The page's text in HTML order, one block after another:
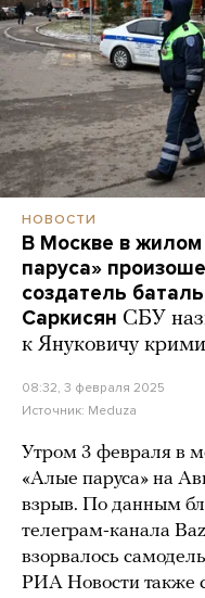
НОВОСТИ
В Москве в
паруса»
создатель
Саркисян СБУ
к Януковичу
08:32, 3 февраля 2025
Источник: Meduza
Утром 3 февраля в
«Алые паруса» на
взрыв. По данным
телеграм-канала
взорвалось
РИА Новости также